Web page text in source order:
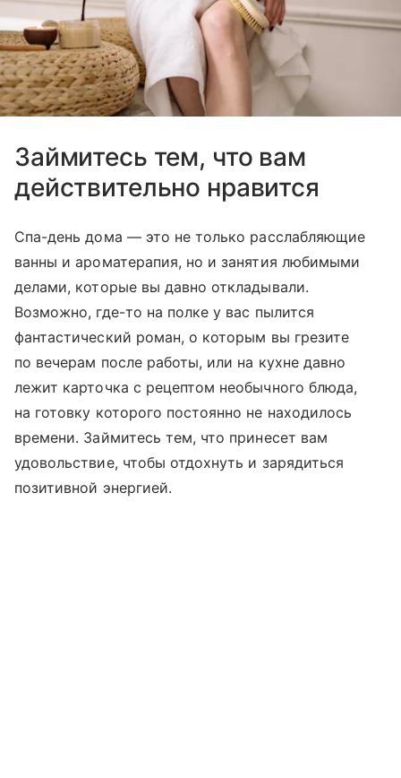
Займитесь тем, что вам
действительно нравится
Спа-день дома — это не только расслабляющие
ванны и ароматерапия, но и занятия любимыми
делами, которые вы давно откладывали.
Возможно, где-то на полке у вас пылится
фантастический роман, о которым вы грезите
по вечерам после работы, или на кухне давно
лежит карточка с рецептом необычного блюда,
на готовку которого постоянно не находилось
времени. Займитесь тем, что принесет вам
удовольствие, чтобы отдохнуть и зарядиться
позитивной энергией.